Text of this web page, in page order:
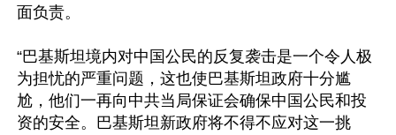
面负责。
“巴基斯坦境内对中国公民的反复袭击是一个令人极
为担忧的严重问题，这也使巴基斯坦政府十分尴
尬，他们一再向中共当局保证会确保中国公民和投
资的安全。巴基斯坦新政府将不得不应对这一挑